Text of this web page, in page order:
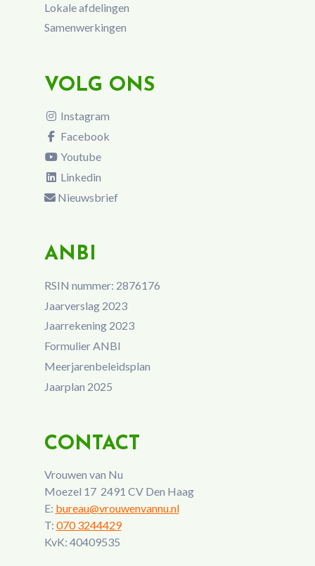
Lokale afdelingen
Samenwerkingen
VOLG ONS
Instagram
Facebook
Youtube
Linkedin
Nieuwsbrief
ANBI
RSIN nummer: 2876176
Jaarverslag 2023
Jaarrekening 2023
Formulier ANBI
Meerjarenbeleidsplan
Jaarplan 2025
CONTACT
Vrouwen van Nu
Moezel 17 2491 CV Den Haag
E: bureau@vrouwenvannu.nl
T: 070 3244429
KvK: 40409535